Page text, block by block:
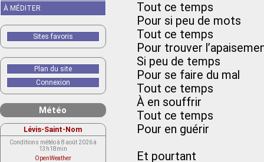
Tout ce temps
Pour si peu de mots
Tout ce temps
Pour trouver
Si peu de temps
Pour se faire du mal
Tout ce temps
À en souffrir
Tout ce temps
Pour en guérir
Et pourtant
À MÉDITER
Sites favoris
Plan du site
Connexion
Météo
Lévis-Saint-Nom
Conditions météo à 8 août 2026 à
13h18min
OpenWeather